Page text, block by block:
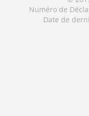
Numéro de
Date de